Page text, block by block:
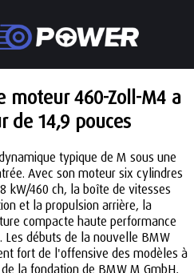
moteur 460-Zoll-M4 a
de 14,9 pouces
typique de M sous une
Avec son moteur six cylindres
kW/460 ch, la boîte de vitesses
et la propulsion arrière, la
compacte haute performance
débuts de la nouvelle BMW
fort de l'offensive des modèles à
la fondation de BMW M GmbH,